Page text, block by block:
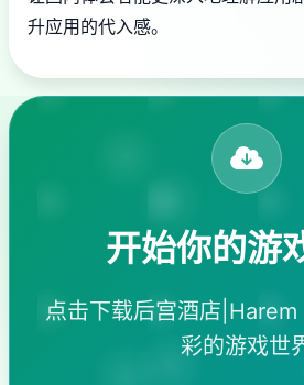
升应用的代入感。
开始你的游
点击下载后宫酒店
彩的游戏世